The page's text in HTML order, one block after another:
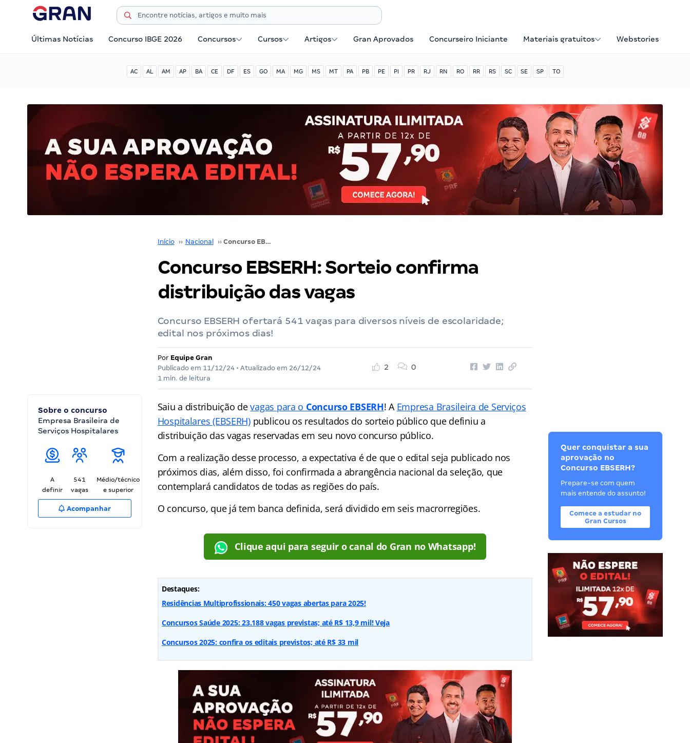
Últimas Notícias Concurso IBGE 2026 Concursos Cursos Artigos Gran Aprovados Concurseiro Iniciante Materiais gratuitos Webstories
AC AL AM AP BA CE DF ES GO MA MG MS MT PA PB PE PI PR RJ RN RO RR RS SC SE SP TO
Início ›› Nacional ›› Concurso EBSERH: Sorteio confirma distribuição das vagas
Concurso EBSERH: Sorteio confirma
distribuição das vagas
Concurso EBSERH ofertará 541 vagas para diversos níveis de escolaridade;
edital nos próximos dias!
Por Equipe Gran
Publicado em 11/12/24• Atualizado em 26/12/24
1 min. de leitura
2 0
Sobre o concurso
Empresa Brasileira de
Serviços Hospitalares
A
definir
541
vagas
Médio/técnico
e superior
Acompanhar
Saiu a distribuição devagas para o Concurso EBSERH! A Empresa Brasileira de Serviços
Hospitalares (EBSERH)publicou os resultados do sorteio público que definiu a
distribuição das vagas reservadas em seu novo concurso público.
Com a realização desse processo, a expectativa é de que o edital seja publicado nos
próximos dias, além disso, foi confirmada a abrangência nacional da seleção, que
contemplará candidatos de todas as regiões do país.
O concurso, que já tem banca definida, será dividido em seis macrorregiões.
Clique aqui para seguir o canal do Gran no Whatsapp!
Destaques:
Residências Multiprofissionais: 450 vagas abertas para 2025!
Concursos Saúde 2025: 23.188 vagas previstas; até R$ 13,9 mil! Veja
Concursos 2025: confira os editais previstos; até R$ 33 mil
Quer conquistar a sua
aprovação no
Concurso EBSERH?
Prepare-se com quem
mais entende do assunto!
Comece a estudar no
Gran Cursos